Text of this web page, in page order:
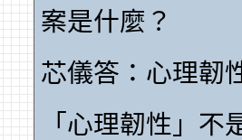
案是什麼？
芯儀答：心理韌
「心理韌性」